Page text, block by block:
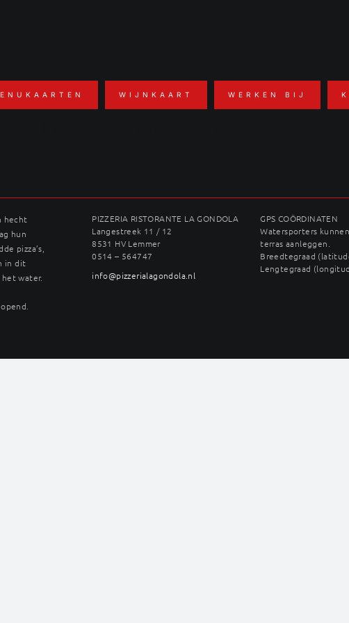
WIJNKAART WERKEN BIJ
hecht
hun
pizza’s,
in dit
water.
PIZZERIA RISTORANTE LA GONDOLA
Langestreek 11 / 12
8531 HV Lemmer
0514 – 564747
info@pizzerialagondola.nl
GPS COÖRDINATEN
Watersporters
terras aanleggen.
Breedtegraad
Lengtegraad